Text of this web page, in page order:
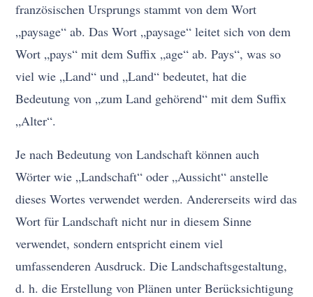
französischen Ursprungs stammt von dem Wort
„paysage“ ab. Das Wort „paysage“ leitet sich von dem
Wort „pays“ mit dem Suffix „age“ ab. Pays“, was so
viel wie „Land“ und „Land“ bedeutet, hat die
Bedeutung von „zum Land gehörend“ mit dem Suffix
„Alter“.
Je nach Bedeutung von Landschaft können auch
Wörter wie „Landschaft“ oder „Aussicht“ anstelle
dieses Wortes verwendet werden. Andererseits wird das
Wort für Landschaft nicht nur in diesem Sinne
verwendet, sondern entspricht einem viel
umfassenderen Ausdruck. Die Landschaftsgestaltung,
d. h. die Erstellung von Plänen unter Berücksichtigung